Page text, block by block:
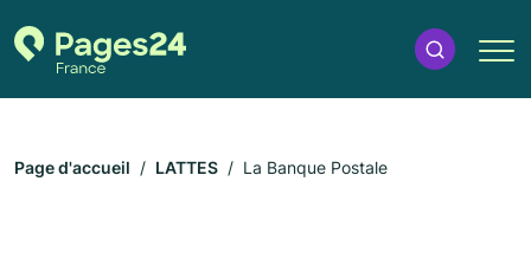
Page d'accueil LATTES La Banque Postale